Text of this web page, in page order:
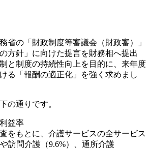
省の「財政制度等審議会（財政審）」
方針」に向けた提言を財務相へ提出
と制度の持続性向上を目的に、来年度
る「報酬の適正化」を強く求めまし
の通りです。
益率
をもとに、介護サービスの全サービス
訪問介護（9.6%）、通所介護